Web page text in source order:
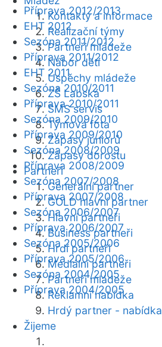
Kontakty a informace
Realizační týmy
Partneři mládeže
Nábor dětí
Úspěchy mládeže
ZŠ Labská
SMS servis
Týmová fota
Zápasy juniorů
Zápasy dorostu
Partneři
Generální partner
GOLD hlavní partner
Hlavní partneři
Business partneři
Hrdí partneři
Mediální partneři
Partneři mládeže
Reklamní nabídka
Hrdý partner - nabídka
Žijeme
Příprava 2012/2013
EHT 2012
Sezóna 2011/2012
Příprava 2011/2012
EHT 2011
Sezóna 2010/2011
Příprava 2010/2011
Sezóna 2009/2010
Příprava 2009/2010
Sezóna 2008/2009
Příprava 2008/2009
Sezóna 2007/2008
Příprava 2007/2008
Sezóna 2006/2007
Příprava 2006/2007
Sezóna 2005/2006
Příprava 2005/2006
Sezóna 2004/2005
Příprava 2004/2005